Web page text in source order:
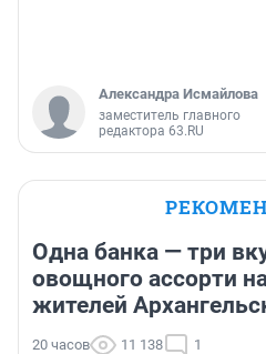
Александра Исмайлова
заместитель главного
редактора 63.RU
Одна банка — три
овощного ассорти
жителей
20 часов 11 138 1